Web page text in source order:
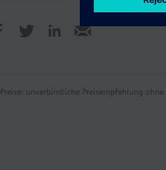
Preise: unverbindliche Preisempfehlung ohne